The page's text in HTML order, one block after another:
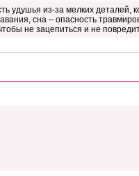
удушья из-за мелких деталей,
сна – опасность
не зацепиться и не